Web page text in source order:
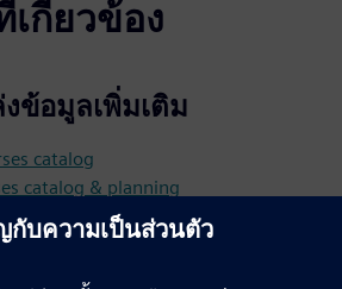
กี่ยวข้อง
ข้อมูลเพิ่มเติม
catalog
catalog & planning
catalog & planning
(online training courses)
CAM trainings and qualification